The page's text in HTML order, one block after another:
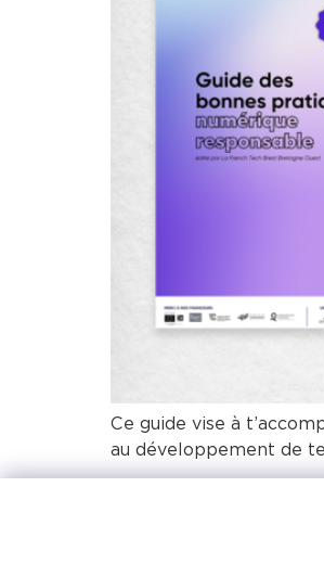
Ce guide vise à
au développement de